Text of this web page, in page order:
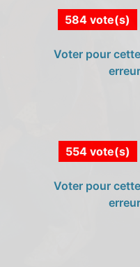
584 vote(s)
Voter pour cette
erreur
554 vote(s)
Voter pour cette
erreur